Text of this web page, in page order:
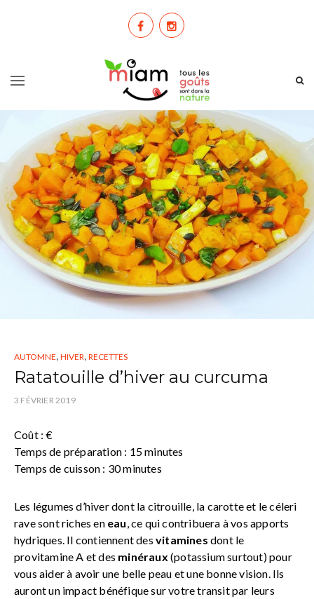
AUTOMNE, HIVER, RECETTES
Ratatouille d’hiver au curcuma
3 FÉVRIER 2019
Coût : €
Temps de préparation : 15 minutes
Temps de cuisson : 30 minutes
Les légumes d’hiver dont la citrouille, la carotte et le céleri
rave sont riches en eau, ce qui contribuera à vos apports
hydriques. Il contiennent des vitamines dont le
provitamine A et des minéraux (potassium surtout) pour
vous aider à avoir une belle peau et une bonne vision. Ils
auront un impact bénéfique sur votre transit par leurs